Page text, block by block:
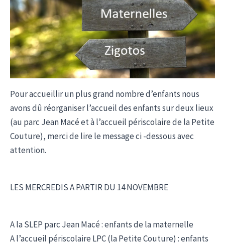
Pour accueillir un plus grand nombre d’enfants nous
avons dû réorganiser l’accueil des enfants sur deux lieux
(au parc Jean Macé et à l’accueil périscolaire de la Petite
Couture), merci de lire le message ci -dessous avec
attention.
LES MERCREDIS A PARTIR DU 14 NOVEMBRE
A la SLEP parc Jean Macé : enfants de la maternelle
A l’accueil périscolaire LPC (la Petite Couture) : enfants